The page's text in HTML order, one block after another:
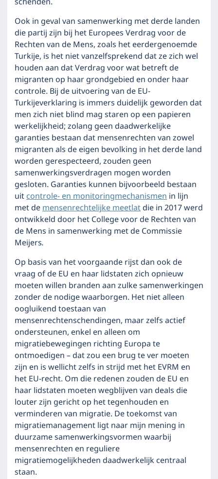
Ook in geval van samenwerking met derde landen
die partij zijn bij het Europees Verdrag voor de
Rechten van de Mens, zoals het eerdergenoemde
Turkije, is het niet vanzelfsprekend dat ze zich wel
houden aan dat Verdrag voor wat betreft de
migranten op haar grondgebied en onder haar
controle. Bij de uitvoering van de EU-
Turkijeverklaring is immers duidelijk geworden dat
men zich niet blind mag staren op een papieren
werkelijkheid; zolang geen daadwerkelijke
garanties bestaan dat mensenrechten van zowel
migranten als de eigen bevolking in het derde land
worden gerespecteerd, zouden geen
samenwerkingsverdragen mogen worden
gesloten. Garanties kunnen bijvoorbeeld bestaan
uitcontrole- en monitoringmechanismenin lijn
met demensenrechtelijke meetlatdie in 2017 werd
ontwikkeld door het College voor de Rechten van
de Mens in samenwerking met de Commissie
Meijers.
Op basis van het voorgaande rijst dan ook de
vraag of de EU en haar lidstaten zich opnieuw
moeten willen branden aan zulke samenwerkingen
zonder de nodige waarborgen. Het niet alleen
oogluikend toestaan van
mensenrechtenschendingen, maar zelfs actief
ondersteunen, enkel en alleen om
migratiebewegingen richting Europa te
ontmoedigen – dat zou een brug te ver moeten
zijn en is wellicht zelfs in strijd met het EVRM en
het EU-recht. Om die redenen zouden de EU en
haar lidstaten moeten wegblijven van deals die
louter zijn gericht op het tegenhouden en
verminderen van migratie. De toekomst van
migratiemanagement ligt naar mijn mening in
duurzame samenwerkingsvormen waarbij
mensenrechten en reguliere
migratiemogelijkheden daadwerkelijk centraal
staan.